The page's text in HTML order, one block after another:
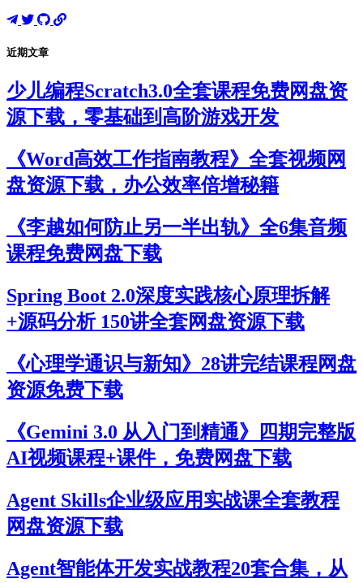
近期文章
少儿编程Scratch3.0全套课程免费网盘资
源下载，零基础到高阶游戏开发
《Word高效工作指南教程》全套视频网
盘资源下载，办公效率倍增秘籍
《李越如何防止另一半出轨》全6集音频
课程免费网盘下载
Spring Boot 2.0深度实践核心原理拆解
+源码分析 150讲全套网盘资源下载
《心理学通识与新知》28讲完结课程网盘
资源免费下载
《Gemini 3.0 从入门到精通》四期完整版
AI视频课程+课件，免费网盘下载
Agent Skills企业级应用实战课全套教程
网盘资源下载
Agent智能体开发实战教程20套合集，从